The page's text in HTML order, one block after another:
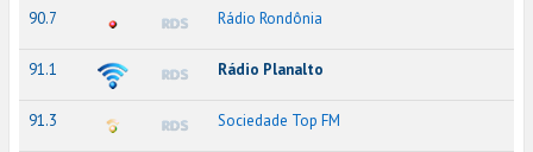
90.7 Rádio Rondônia
91.1 Rádio Planalto
91.3 Sociedade Top FM